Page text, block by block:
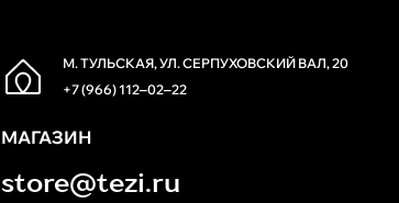
М. ТУЛЬСКАЯ, УЛ. СЕРПУХОВСКИЙ ВАЛ, 20
+7 (966) 112‒02‒22
МАГАЗИН
store@tezi.ru